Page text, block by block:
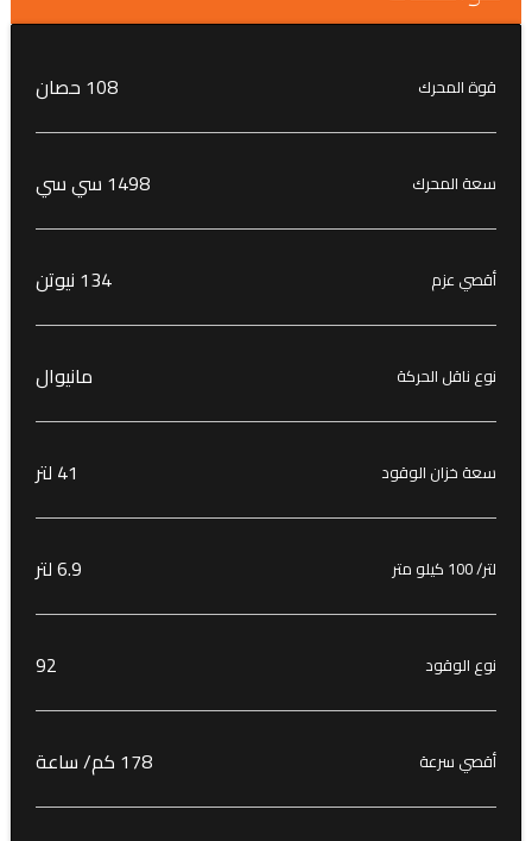
قوة المحرك 108 حصان
سعة المحرك 1498 سي سي
أقصي عزم 134 نيوتن
نوع ناقل الحركة مانيوال
سعة خزان الوقود 41 لتر
لتر/ 100 كيلو متر 6.9 لتر
نوع الوقود 92
أقصي سرعة 178 كم/ ساعة